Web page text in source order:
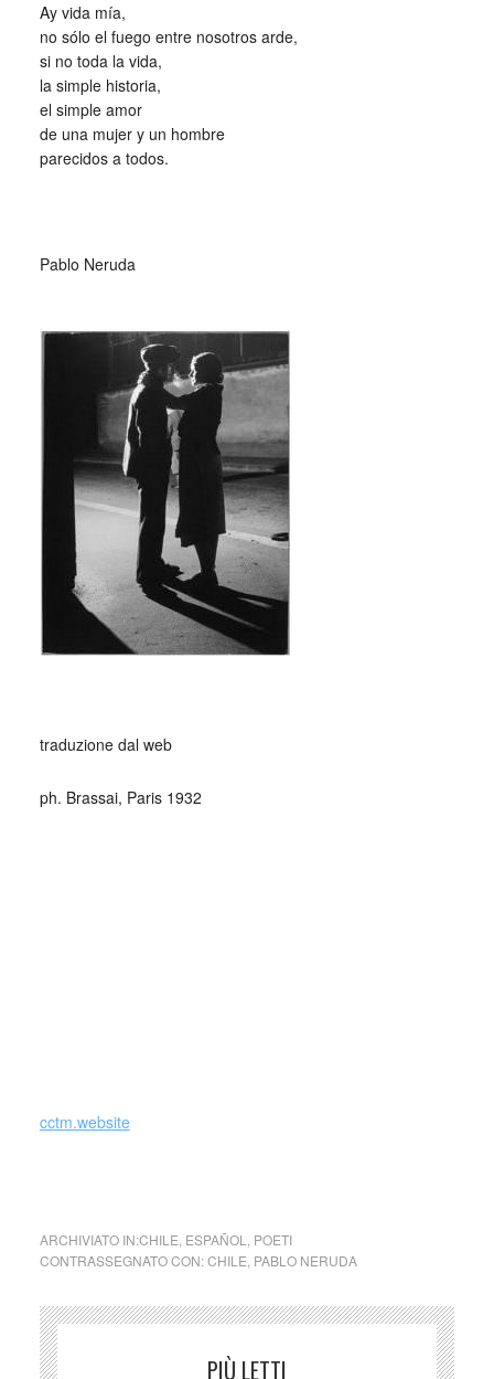
Ay vida mía,
no sólo el fuego entre nosotros arde,
si no toda la vida,
la simple historia,
el simple amor
de una mujer y un hombre
parecidos a todos.
Pablo Neruda
traduzione dal web
ph. Brassai, Paris 1932
cctm.website
ARCHIVIATO IN:CHILE ESPAÑOL
POETI
CONTRASSEGNATO CON:CHILE PABLO NERUDA
PIÙ LETTI